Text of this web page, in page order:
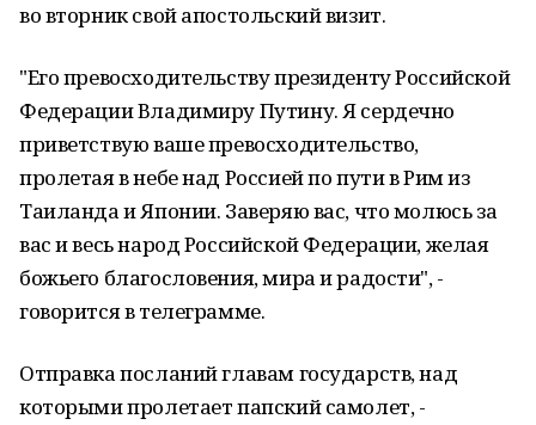
во вторник свой апостольский визит.
"Его превосходительству президенту Российской
Федерации Владимиру Путину. Я сердечно
приветствую ваше превосходительство,
пролетая в небе над Россией по пути в Рим из
Таиланда и Японии. Заверяю вас, что молюсь за
вас и весь народ Российской Федерации, желая
божьего благословения, мира и радости", -
говорится в телеграмме.
Отправка посланий главам государств, над
которыми пролетает папский самолет, -